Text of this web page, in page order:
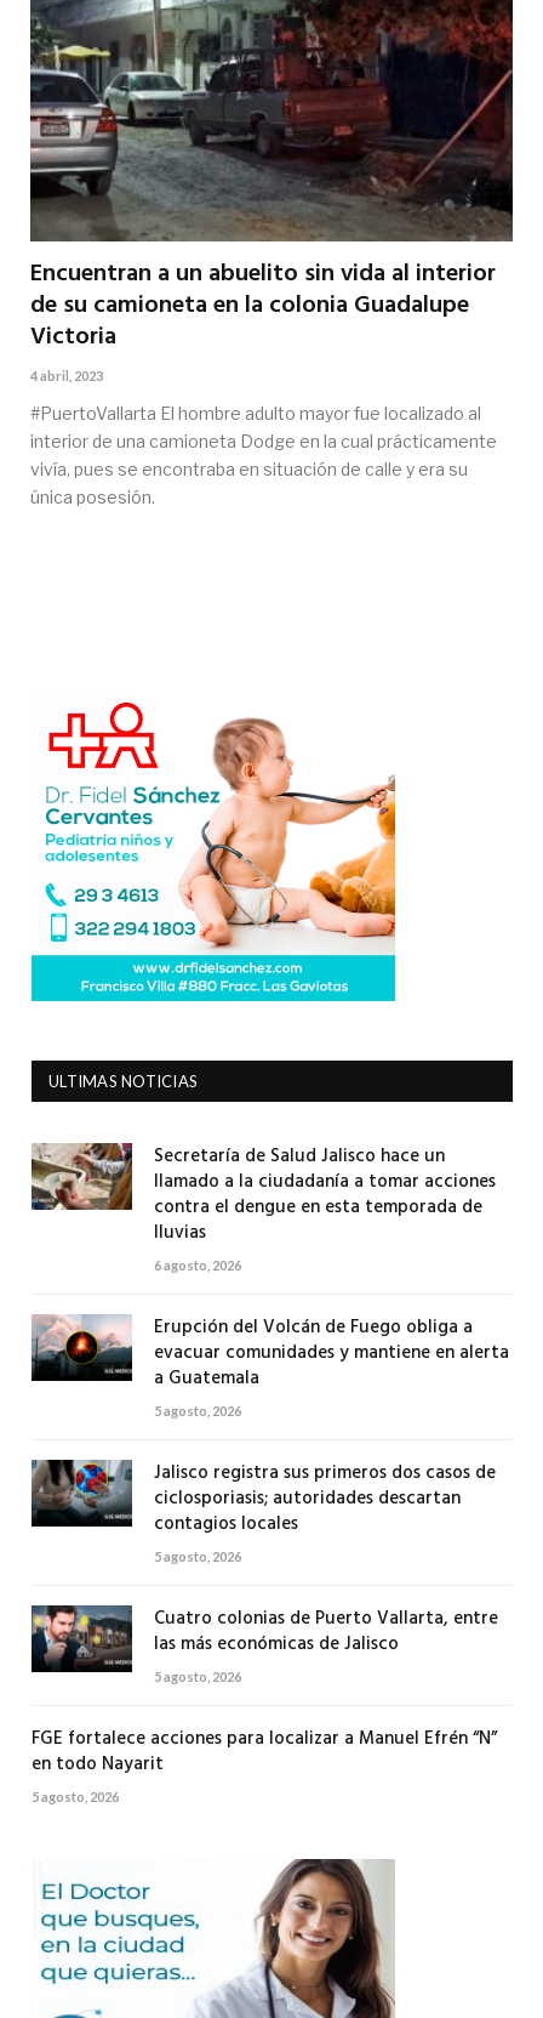
Encuentran a un abuelito sin vida al interior
de su camioneta en la colonia Guadalupe
Victoria
4 abril, 2023
#PuertoVallarta El hombre adulto mayor fue localizado al
interior de una camioneta Dodge en la cual prácticamente
vivía, pues se encontraba en situación de calle y era su
única posesión.
ULTIMAS NOTICIAS
Secretaría de Salud Jalisco hace un
llamado a la ciudadanía a tomar acciones
contra el dengue en esta temporada de
lluvias
6 agosto, 2026
Erupción del Volcán de Fuego obliga a
evacuar comunidades y mantiene en alerta
a Guatemala
5 agosto, 2026
Jalisco registra sus primeros dos casos de
ciclosporiasis; autoridades descartan
contagios locales
5 agosto, 2026
Cuatro colonias de Puerto Vallarta, entre
las más económicas de Jalisco
5 agosto, 2026
FGE fortalece acciones para localizar a Manuel Efrén “N”
en todo Nayarit
5 agosto, 2026